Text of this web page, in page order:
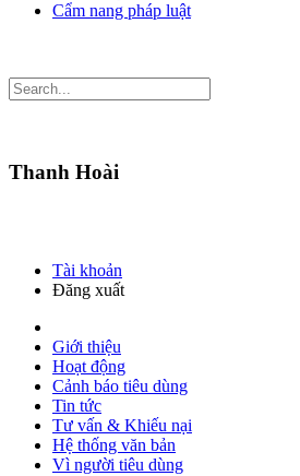
Cẩm nang pháp luật
Thanh Hoài
Tài khoản
Đăng xuất
Giới thiệu
Hoạt động
Cảnh báo tiêu dùng
Tin tức
Tư vấn & Khiếu nại
Hệ thống văn bản
Vì người tiêu dùng